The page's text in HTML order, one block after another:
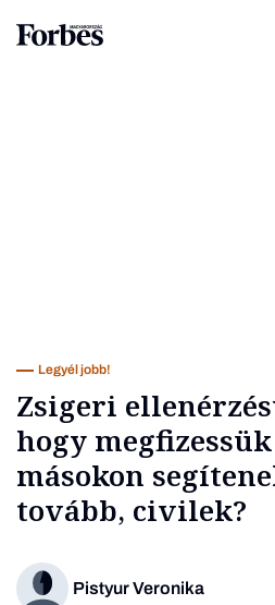
Üzlet
Legyél jobb!
Zsigeri
hogy
másokon
tovább, civilek?
Pistyur Veronika